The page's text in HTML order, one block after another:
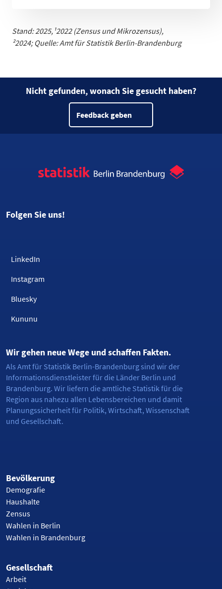
Stand: 2025, ¹2022 (Zensus und Mikrozensus),
²2024; Quelle: Amt für Statistik Berlin-Brandenburg
Nicht gefunden, wonach Sie gesucht haben?
Feedback geben
Folgen Sie uns!
LinkedIn
Instagram
Bluesky
Kununu
Wir gehen neue Wege und schaffen Fakten.
Als Amt für Statistik Berlin-Brandenburg sind wir der
Informationsdienstleister für die Länder Berlin und
Brandenburg. Wir liefern die amtliche Statistik für die
Region aus nahezu allen Lebensbereichen und damit
Planungssicherheit für Politik, Wirtschaft, Wissenschaft
und Gesellschaft.
Bevölkerung
Demografie
Haushalte
Zensus
Wahlen in Berlin
Wahlen in Brandenburg
Gesellschaft
Arbeit